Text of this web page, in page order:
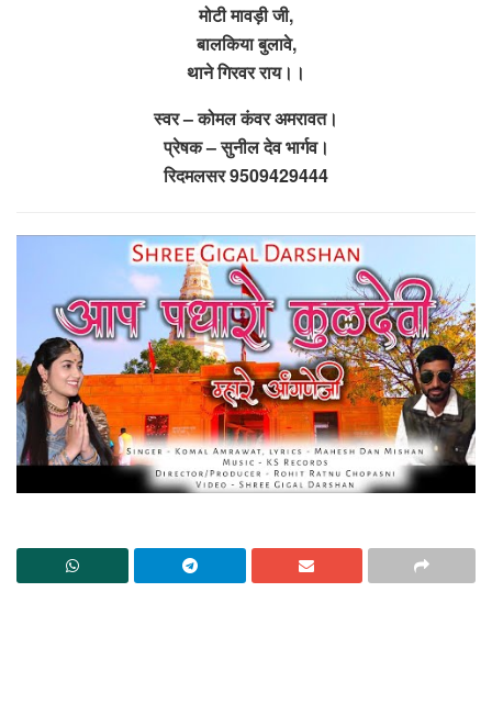
मोटी मावड़ी जी,
बालकिया बुलावे,
थाने गिरवर राय।।
स्वर – कोमल कंवर अमरावत।
प्रेषक – सुनील देव भार्गव।
रिदमलसर 9509429444